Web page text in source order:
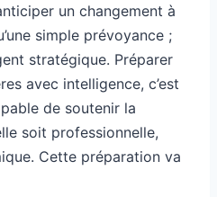
un changement à
simple prévoyance ;
stratégique. Préparer
avec intelligence, c’est
de soutenir la
soit professionnelle,
Cette préparation va